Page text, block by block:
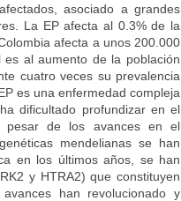
asociado a grandes
La EP afecta al 0.3% de la
afecta a unos 200.000
es al aumento de la población
cuatro veces su prevalencia
es una enfermedad compleja
dificultado profundizar en el
pesar de los avances en el
mendelianas se han
en los últimos años, se han
y HTRA2) que constituyen
han revolucionado y